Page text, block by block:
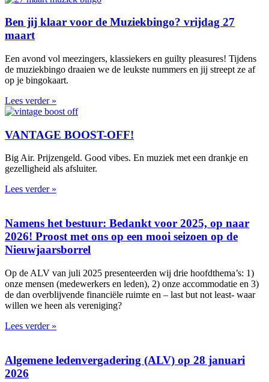
Ben jij klaar voor de Muziekbingo? vrijdag 27
maart
Een avond vol meezingers, klassiekers en guilty pleasures! Tijdens
de muziekbingo draaien we de leukste nummers en jij streept ze af
op je bingokaart.
Lees verder »
VANTAGE BOOST-OFF!
Big Air. Prijzengeld. Good vibes. En muziek met een drankje en
gezelligheid als afsluiter.
Lees verder »
Namens het bestuur: Bedankt voor 2025, op naar
2026! Proost met ons op een mooi seizoen op de
Nieuwjaarsborrel
Op de ALV van juli 2025 presenteerden wij drie hoofdthema’s: 1)
onze mensen (medewerkers en leden), 2) onze accommodatie en 3)
de dan overblijvende financiële ruimte en – last but not least- waar
willen we heen als vereniging?
Lees verder »
Algemene ledenvergadering (ALV) op 28 januari
2026